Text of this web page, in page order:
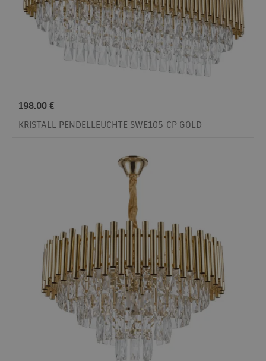
198.00€
KRISTALL-PENDELLEUCHTE SWE105-CP GOLD